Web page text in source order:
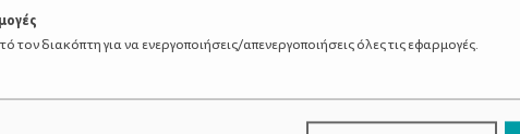
Ένα Πάσχα με
τον διακόπτη για να ενεργοποιήσεις/απενεργοποιήσεις όλες τις εφαρμογές.